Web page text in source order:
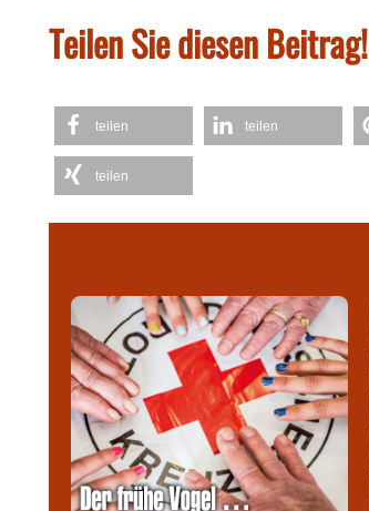
Teilen Sie diesen Beitrag!
teilen teilen
teilen